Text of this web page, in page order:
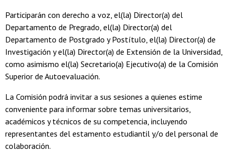
Participarán con derecho a voz, el(la) Director(a) del
Departamento de Pregrado, el(la) Director(a) del
Departamento de Postgrado y Postítulo, el(la) Director(a) de
Investigación y el(la) Director(a) de Extensión de la Universidad,
como asimismo el(la) Secretario(a) Ejecutivo(a) de la Comisión
Superior de Autoevaluación.
La Comisión podrá invitar a sus sesiones a quienes estime
conveniente para informar sobre temas universitarios,
académicos y técnicos de su competencia, incluyendo
representantes del estamento estudiantil y/o del personal de
colaboración.